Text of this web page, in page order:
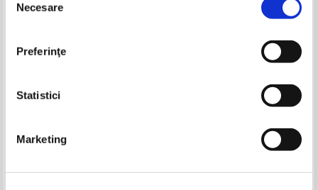
consimțământului
Necesare
Preferinţe
Statistici
Marketing
Pret:11,00Lei Lei